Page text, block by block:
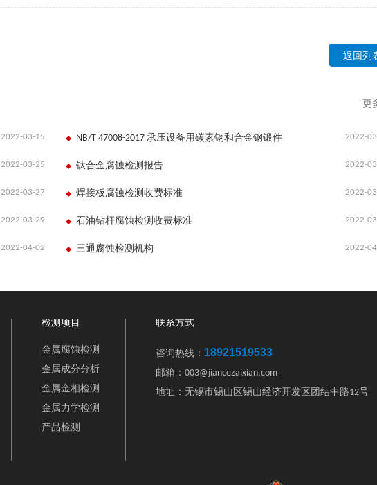
返回列
更
2022-03-15 2022-
NB/T 47008-2017 承压设备用碳素钢和合金钢锻件
2022-03-25 2022-
钛合金腐蚀检测报告
2022-03-27 2022-
焊接板腐蚀检测收费标准
2022-03-29 2022-
石油钻杆腐蚀检测收费标准
2022-04-02 2022-
三通腐蚀检测机构
检测项目
金属腐蚀检测
金属成分分析
金属金相检测
金属力学检测
产品检测
联系方式
咨询热线： 18921519533
邮箱：003@jiancezaixian.com
地址：无锡市锡山区锡山经济开发区团结中路12号